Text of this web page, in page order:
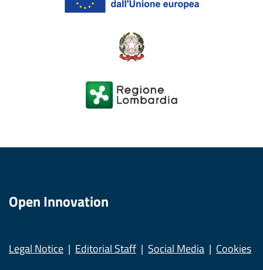
Open Innovation
Legal Notice Editorial Staff Social Media Cookies